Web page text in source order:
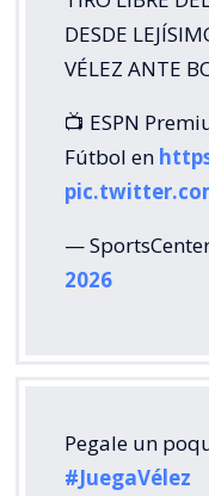
DESDE
VÉLEZ ANTE
📺 ESPN
Fútbol en
— SportsCenter
2026
Pegale un
#JuegaVélez